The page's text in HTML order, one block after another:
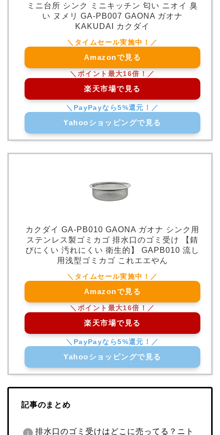
ミニ台所 シンク ミニキッチン 匂い ニオイ 臭
い ヌメリ GA-PB007 GAONA ガオナ
KAKUDAI カクダイ
Amazonで見る
楽天市場で見る
Yahooショッピングで見る
カクダイ GA-PB010 GAONA ガオナ シンク用
ステンレス製ゴミカゴ 排水口のゴミ受け 【錆
びにくい 汚れにくい 衛生的】 GAPB010 流し
用浅型ゴミカゴ これエエやん
Amazonで見る
楽天市場で見る
Yahooショッピングで見る
記事のまとめ
排水口のゴミ受けはどこに売ってる？ニト